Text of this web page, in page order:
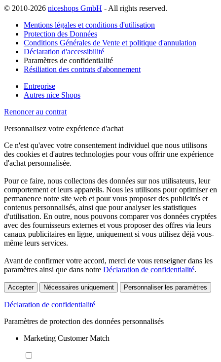
© 2010-2026 niceshops GmbH - All rights reserved.
Mentions légales et conditions d'utilisation
Protection des Données
Conditions Générales de Vente et politique d'annulation
Déclaration d'accessibilité
Paramètres de confidentialité
Résiliation des contrats d'abonnement
Entreprise
Autres nice Shops
Renoncer au contrat
Personnalisez votre expérience d'achat
Ce n'est qu'avec votre consentement individuel que nous utilisons
des cookies et d'autres technologies pour vous offrir une expérience
d'achat personnalisée.
Pour ce faire, nous collectons des données sur nos utilisateurs, leur
comportement et leurs appareils. Nous les utilisons pour optimiser en
permanence notre site web et pour vous proposer des publicités et
contenus personnalisés, ainsi que pour analyser les statistiques
d'utilisation. En outre, nous pouvons comparer vos données cryptées
avec des fournisseurs externes et vous proposer des offres via leurs
canaux publicitaires en ligne, uniquement si vous utilisez déjà vous-
même leurs services.
Avant de confirmer votre accord, merci de vous renseigner dans les
paramètres ainsi que dans notre Déclaration de confidentialité.
Accepter Nécessaires uniquement Personnaliser les paramètres
Déclaration de confidentialité
Paramètres de protection des données personnalisés
Marketing Customer Match